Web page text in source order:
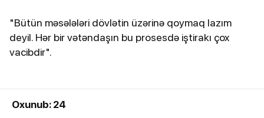
"Bütün məsələləri dövlətin üzərinə qoymaq lazım
deyil. Hər bir vətəndaşın bu prosesdə iştirakı çox
vacibdir".
Oxunub: 24